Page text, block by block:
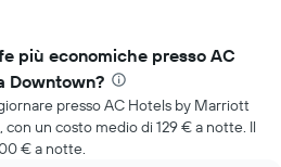
più economiche presso AC
Downtown?
presso AC Hotels by Marriott
un costo medio di 129 € a notte. Il
€ a notte.